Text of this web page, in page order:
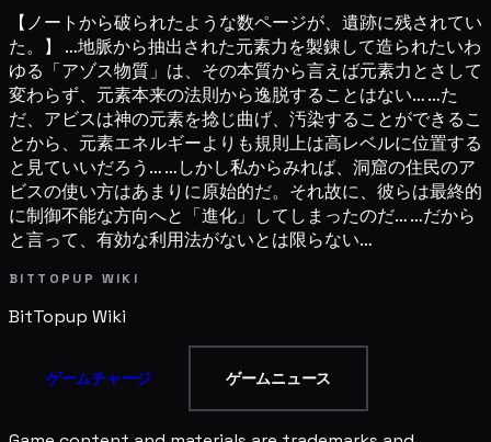
【ノートから破られたような数ページが、遺跡に残されてい
た。】 …地脈から抽出された元素力を製錬して造られたいわ
ゆる「アゾス物質」は、その本質から言えば元素力とさして
変わらず、元素本来の法則から逸脱することはない… …た
だ、アビスは神の元素を捻じ曲げ、汚染することができるこ
とから、元素エネルギーよりも規則上は高レベルに位置する
と見ていいだろう… …しかし私からみれば、洞窟の住民のア
ビスの使い方はあまりに原始的だ。それ故に、彼らは最終的
に制御不能な方向へと「進化」してしまったのだ… …だから
と言って、有効な利用法がないとは限らない…
BITTOPUP WIKI
BitTopup Wiki
ゲームチャージ ゲームニュース